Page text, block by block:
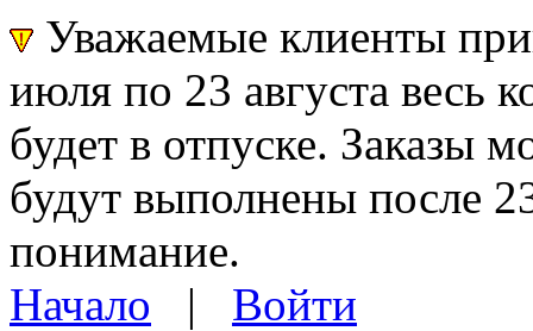
Уважаемые клиенты
июля по 23 августа весь
будет в отпуске. Заказы
будут выполнены после
понимание.
Начало | Войти